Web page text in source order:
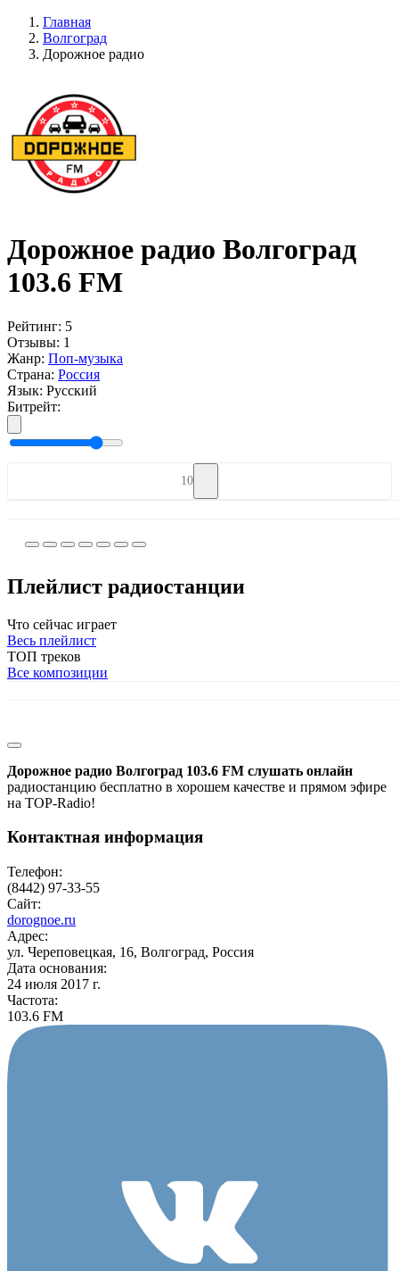
Главная
Волгоград
Дорожное радио
Дорожное радио Волгоград
103.6 FM
Рейтинг: 5
Отзывы: 1
Жанр: Поп-музыка
Страна: Россия
Язык: Русский
Битрейт:
10
Плейлист радиостанции
Что сейчас играет
Весь плейлист
ТОП треков
Все композиции
Дорожное радио Волгоград 103.6 FM слушать онлайн
радиостанцию бесплатно в хорошем качестве и прямом эфире
на TOP-Radio!
Контактная информация
Телефон:
(8442) 97-33-55
Сайт:
dorognoe.ru
Адрес:
ул. Череповецкая, 16, Волгоград, Россия
Дата основания:
24 июля 2017 г.
Частота:
103.6 FM